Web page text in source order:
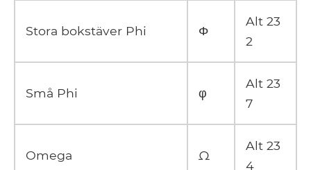
Stora bokstäver Phi Φ
Alt 23
2
Små Phi φ
Alt 23
7
Omega Ω
Alt 23
4